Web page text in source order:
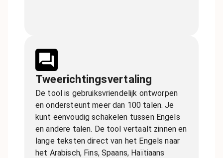
Tweerichtingsvertaling
De tool is gebruiksvriendelijk ontworpen
en ondersteunt meer dan 100 talen. Je
kunt eenvoudig schakelen tussen Engels
en andere talen. De tool vertaalt zinnen en
lange teksten direct van het Engels naar
het Arabisch, Fins, Spaans, Haïtiaans